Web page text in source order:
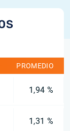
PROMEDIO
1,94 %
1,31 %